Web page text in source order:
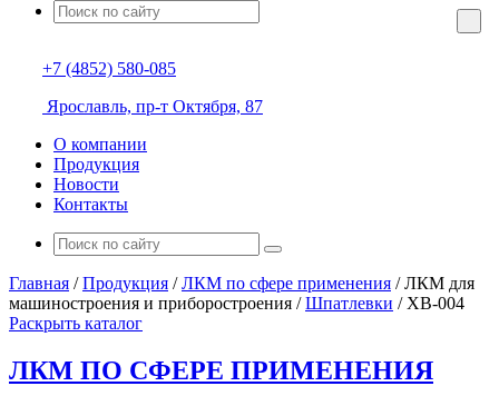
+7 (4852) 580-085
Ярославль, пр-т Октября, 87
О компании
Продукция
Новости
Контакты
Главная /Продукция /ЛКМ по сфере применения /ЛКМ для
машиностроения и приборостроения /Шпатлевки / ХВ-004
Раскрыть каталог
ЛКМ ПО СФЕРЕ ПРИМЕНЕНИЯ